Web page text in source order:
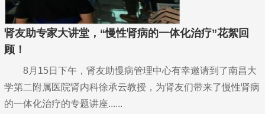
肾友助专家大讲堂，“慢性肾病的一体化治疗”花絮回
顾！
8月15日下午，肾友助慢病管理中心有幸邀请到了南昌大
学第二附属医院肾内科徐承云教授，为肾友们带来了慢性肾病
的一体化治疗的专题讲座......